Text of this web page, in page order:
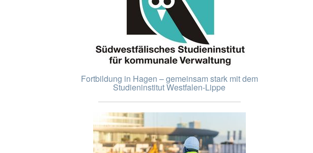
Fortbildung in Hagen – gemeinsam stark mit dem
Studieninstitut Westfalen-Lippe